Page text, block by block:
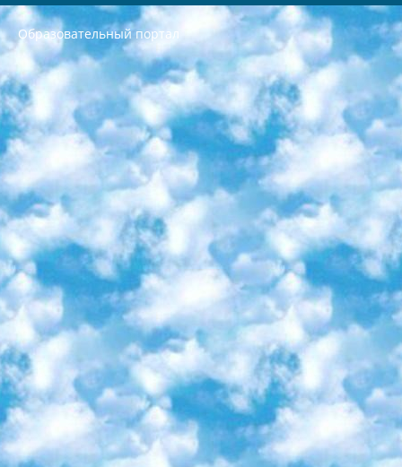
Образовательный портал
РЕСПУБЛИКА УЗБЕКИСТАН МИНИСТРЕРСТВО ДОШКОЛЬНОГО И ШКОЛЬНОГО ОБРАЗОВАНИЯ КОМАНДА в общеобразовательных учреждениях в 2023-2024 учебном году организация и проведение итоговой государственной аттестации обучающихся о Министра дошкольного и школьного образования Республики Узбекистан от 4 марта 2008 года (постановлением Минюста от 20 марта 2008 года № 1778 государственной регистрации) «Итоговое состояние учащихся общего среднего образования на основании положения об утверждении положения об аттестации общего среднего образования выпускной экзамен студентов в образовательных учреждениях в 2023-2024 учебном году В целях организации и прохождения аттестации приказываю: 1. Следующее: перечень предметов, по которым будет проводиться итоговая государственная аттестация и экзамен формы перевода согласно приложению 1; сертификаты международного образца, оценивающие уровень владения иностранными языками перечень согласно приложению 2; 2. Педагогический при специализированных образовательных учреждениях. научно-практический центр квалификации и международной оценки (Д.Давидова) 2024 г. До 25 марта: задания по предметам, по которым будет проводиться итоговая аттестация разработка и утверждение технических условий; итоговая аттестация на основании разработанного предметного задания разработка вопросов по предметам (устно и письменно), экзамен передача; общеобразовательные средние школы и специальные учебные заведения учащиеся выпускных классов школ и интернатов в агентской системе подготовка базы данных экзаменационных материалов и критериев оценки; перевод базы экзаменационных материалов на все языки обучения подать в Республиканский образовательный центр для изготовления; варианты экзаменов на основе разработанных контрольных материалов пусть будут поставлены задачи формирования. 3. Республиканский образовательный центр (Ш.Худайкулов) до 5 апреля 2024 года. до: база данных предоставленных экзаменационных материалов на все языки обучения перевод и экспертиза; для слепых, слабовидящих, глухих, слабослышащих и умственно отсталых детей учащиеся выпускных классов специализированных школ и школ-интернатов база данных экзаменационных материалов на всех преподаваемых языках подготовка критериев оценки; специализированные школы для умственно отсталых детей и технологии для учащихся выпускных классов школ-интернатов разработка соответствующих рекомендаций и критериев проведения ЕГЭ по естествознанию давать задания. 4. Педагогический при специализированных образовательных учреждениях. Научно-практический центр навыков и международной оценки (Д.Давидова), Республика образовательный центр (Худайкулов Ш.) итоговый государственный аттестационный экзамен ориентирован на творческое и логическое мышление при подготовке базы материалов учитывать введение заданий. 5. Следует отметить, что: сертификат государственного образца о знании общеобразовательного предмета и как минимум национальный уровень B1 по предметам на иностранных языках, указанным в Приложении 2. или международно признанный сертификат эквивалентного уровня студенты, изучающие определенный предмет, освобождаются от экзамена; по соответствующим предметам запланирована итоговая государственная аттестация за день до дня, путем жеребьевки Рабочей группой (в письменной форме по предметам, проводимым в форме) из числа сформированных вариантов выбрано 2 варианта; 2 выбранных варианта экзамена анонсированы на официальном сайте министерства и все выпускники по всей стране на основе этих вариантов проводит итоговую государственную аттестацию. 6. Государственное образование учащихся средних общеобразовательных учреждений. знания в соответствии с квалификационными требованиями, которые необходимо приобрести на основании стандартов итоговый (выпускной) контроль для 9 и 11 классов в целях тестирования Экзамены (далее – экзамены) состоят из предметов, перечисленных в приложении 1. будет сделано. 7. Экзамены пройдут с 26 мая по 15 июня 2024 г. (кроме науки физического воспитания). 8. Физическая для учащихся 9 классов общесредних образовательных учреждений. Экзамены по предмету «Образование, квалификация медицина» 1-6 мая 2024 года. сотрудники перевести под присмотр (с отклонениями в физическом или умственном развитии) специализированная школа для детей, школы-интернаты и со сколиозом школы-интернаты санаторного типа для больных детей исключены). 9. Он был слепым, слабовидящим и имел нарушения опорно-двигательного аппарата. экзамены в специализированных школах и интернатах для детей должны проводиться исходя из требований, предъявляемых к общеобразовательным учреждениям (физкультура кроме науки). 10. Специализированная школа для глухих и слабослышащих детей. и экзамены в интернатах и быть реализован в виде письменного теста по математике. 11. Специальность для умственно отсталых детей. Для 9 класса Родной язык и литературное письмо Государственный язык (язык обучения – узбекский). для неклассов) написано Математическое письмо Письменная/устная история Узбекистана Физическое воспитание практично Итоговый контроль Для 11 класса Написание родного языка и литературы (эссе) Математическое письмо Узбекский язык (обучение на узбекском языке) не посещающее общее среднее образование для учреждений)/Образовательное учреждение выбор письменный и устный Иностранный язык письменный/устный Письменная/устная история Узбекистана *По выбору студента:  Химия  Физика  Основы государственного права  География 10 бесплатных образовательных ресурсов - Мы составили подборку онлайн-проектов с интерактивными упражнениями, видеолекциями и статьями. Они помогут вам обрести новые и освежить старые знания бесплатно. 1. «ИНТУИТ» Старейшая образовательная площадка Рунета. Здесь вы найдёте сотни текстовых и видеокурсов на десятки различных тем — от программирования до психологии. Многие курсы подготовлены российскими университетами и крупными международными компаниями вроде Intel и Microsoft. Самостоятельное обучение бесплатное, но желающие могут оплатить услуги персональных наставников. 2. «Смартия» знакомит с актуальными профессиями и подсказывает, как им обучаться. Выбрав заинтересовавшую вас специальность — SMM-специалист, фотограф, веб-дизайнер или другую, — увидите список необходимых для неё умений. Чтобы вы могли освоить их самостоятельно, для каждого умения площадка отображает подборку ссылок на учебные материалы. Хотя «Смартия» ориентируется на русскоязычную аудиторию, часть контента всё же доступна только на английском. 3. «Лекторий Физтеха» Проект Московского физико-технического института (Физтеха). С его помощью вы можете смотреть онлайн серии лекций, записанные на видео в этом вузе. В числе доступных предметов — физика, биология, химия, информационные технологии и другие. К некоторым лекциям администрация ресурса прилагает готовые конспекты, которые можно скачивать в PDF-формате. 4. ITMOcourses Онлайн-площадка Санкт-Петербургского национального исследовательского университета информационных технологий, механики и оптики (ИТМО). Ресурс предоставляет свободный доступ к курсам, разработанным в этом вузе. Каталог материалов разбит на четыре категории: «Оптические системы и технологии», «Приборостроение и робототехника», «Информационные технологии» и «Биотехнологии». Курсы состоят из видеолекций, интерактивных демонстраций и заданий. 5. «КиберЛенинка» Электронная научная библиотека открытого доступа. Каталог площадки регулярно обрастает текстами статей из различных научных изданий. Сгруппированные по журналам и рубрикам публикации можно читать онлайн или скачивать целиком в PDF-формате. Проект нацелен на популяризацию науки за счёт открытого доступа к качественной информации. 6. «ПостНаука» На этом ресурсе публикуют подборки видеолекций, составленные экспертами из разных отраслей и объединённые общими темами. Среди них, к примеру, есть серии «Биоинформатика и геномика», «Культура средневековой Скандинавии» и Cinema Studies о теории кино. Каждая подборка лекций — логически связанная история, рассказанная экспертом от первого лица. Кроме того, на сайте появляются научно-образовательные статьи и тесты на разные темы. 7. «Newочём» Команда проекта «Newочём» отбирает самые интересные тексты из англоязычных СМИ и переводит те из них, за которые голосуют участники сообщества «ВКонтакте». По большей части это научно-популярные статьи. Редакторы придумывают лишь заголовки, в остальном содержание переводов соответствует оригиналам. Полные тексты можно читать прямо в социальной сети. 8. InternetUrok Онлайн-база материалов по основным дисциплинам школьной программы. Информация на сайте структурирована по классам, предметам и темам (урокам). Каждый урок состоит из видеолекций и конспектов. Есть также интерактивные тренажёры и тесты для закрепления пройденного материала. Даже если вы давно окончили школу, возможность повторить программу старших классов всегда может пригодиться. 9. Edutainme Ещё один ресурс об образовании. В отличие от Newtonew, как мне кажется, Edutainme больше ориентируется на представителей индустрии: педагогов, предпринимателей, разработчиков образовательных проектов. Но и любой, кто просто стремится к саморазвитию, найдёт на сайте много полезного и интересного для себя. Например, информацию о новых курсах и образовательных сервисах. 10. Newtonew Онлайн-медиа об образовании и обучении в широком смысле. Авторы Newtonew пишут об инструментах, заведениях, тактиках и стратегиях, которые помогают учить других и получать новые знания самостоятельно. На этой площадке вы найдёте новости, обзоры, аналитические мат